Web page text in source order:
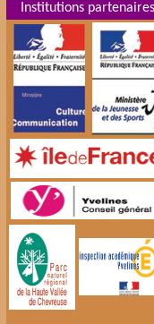
Institutions partenaires